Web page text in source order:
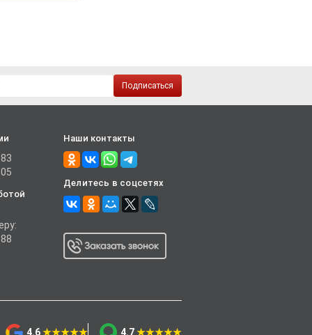
Подписаться
Наши контакты
Делитесь в соцсетях
4.6★★★★★ 4.7★★★★★